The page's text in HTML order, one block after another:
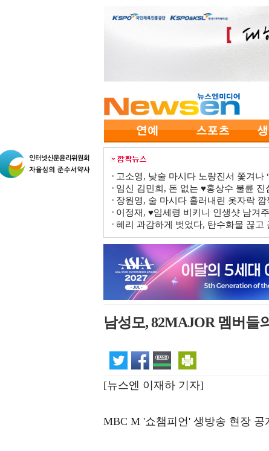
고소영, 낮술 마시다 노량진서 쫓겨나
임신 김민희, 돈 없는 ♥홍상수 불륜
장원영, 술 마시다 흘러내린 옷자락
이정재, ♥임세령 비키니 인생샷 남겨
혜리 과감하게 벗었다, 탄수화물 끊고
남성모, 82MAJOR 멤버들
[뉴스엔 이재하 기자]
MBC M '쇼챔피언' 생방송 현장